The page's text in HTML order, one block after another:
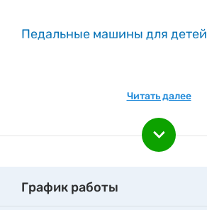
Педальные машины для детей
Читать далее
График работы